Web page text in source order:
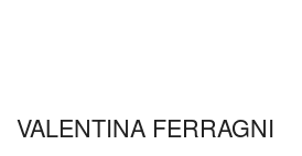
VALENTINA FERRAGNI